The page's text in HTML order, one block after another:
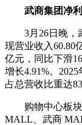
武商集团净
3月26日晚，
现营业收入60.80
亿元，同比下滑
增长4.91%。
占总营收比重达
购物中心板
MALL、武商